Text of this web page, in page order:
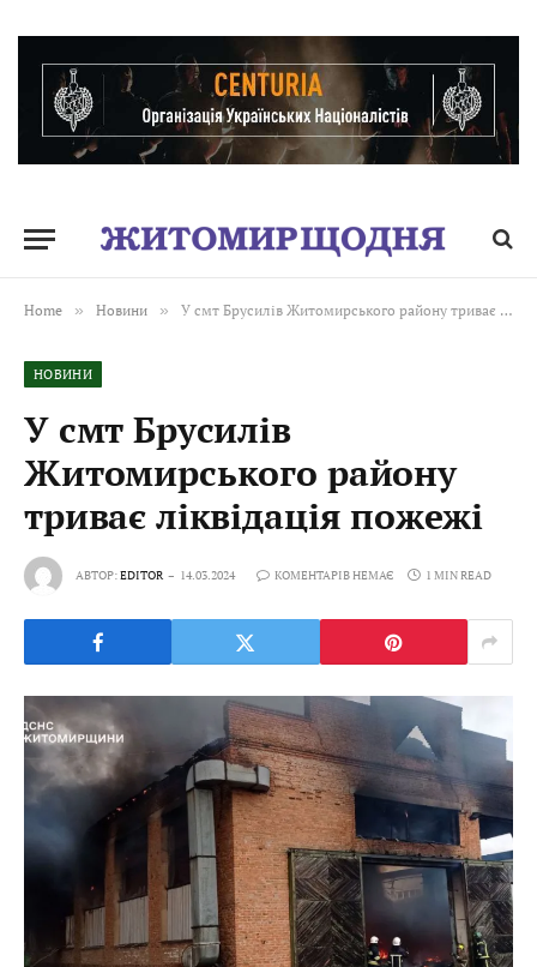
Home » Новини » У смт Брусилів Житомирського району триває ліквідація пожежі
НОВИНИ
У смт Брусилів
Житомирського району
триває ліквідація пожежі
АВТОР:EDITOR 14.03.2024 КОМЕНТАРІВ НЕМАЄ 1 MIN READ